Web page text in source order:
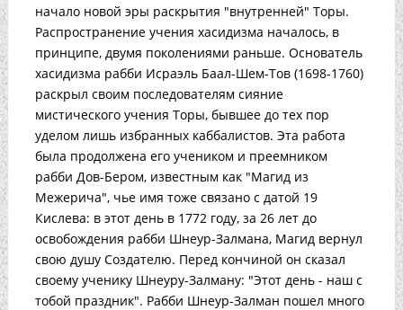
начало новой эры раскрытия "внутренней" Торы.
Распространение учения хасидизма началось, в
принципе, двумя поколениями раньше. Основатель
хасидизма рабби Исраэль Баал-Шем-Тов (1698-1760)
раскрыл своим последователям сияние
мистического учения Торы, бывшее до тех пор
уделом лишь избранных каббалистов. Эта работа
была продолжена его учеником и преемником
рабби Дов-Бером, известным как "Магид из
Межерича", чье имя тоже связано с датой 19
Кислева: в этот день в 1772 году, за 26 лет до
освобождения рабби Шнеур-Залмана, Магид вернул
свою душу Создателю. Перед кончиной он сказал
своему ученику Шнеуру-Залману: "Этот день - наш с
тобой праздник". Рабби Шнеур-Залман пошел много